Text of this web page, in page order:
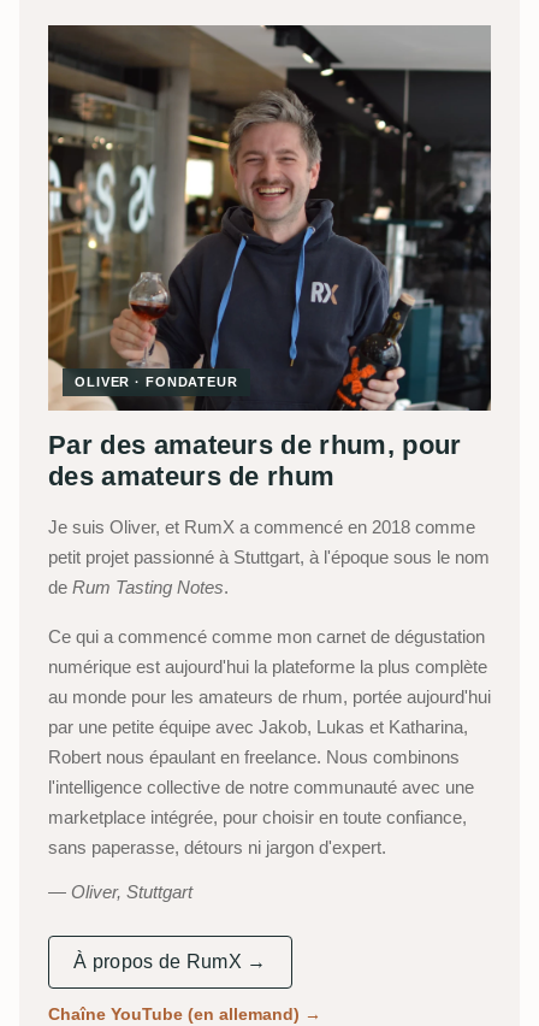
OLIVER · FONDATEUR
Par des amateurs de rhum, pour
des amateurs de rhum
Je suis Oliver, et RumX a commencé en 2018 comme
petit projet passionné à Stuttgart, à l'époque sous le nom
de Rum Tasting Notes.
Ce qui a commencé comme mon carnet de dégustation
numérique est aujourd'hui la plateforme la plus complète
au monde pour les amateurs de rhum, portée aujourd'hui
par une petite équipe avec Jakob, Lukas et Katharina,
Robert nous épaulant en freelance. Nous combinons
l'intelligence collective de notre communauté avec une
marketplace intégrée, pour choisir en toute confiance,
sans paperasse, détours ni jargon d'expert.
Oliver, Stuttgart
À propos de RumX →
Chaîne YouTube (en allemand) →